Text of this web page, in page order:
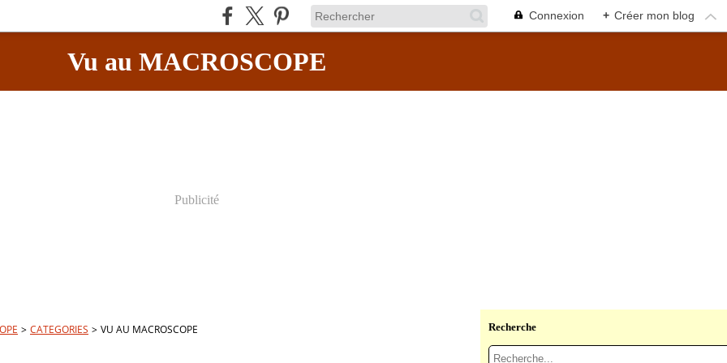
Connexion + Créer mon blog
Vu au MACROSCOPE
Publicité
> CATEGORIES > VU AU MACROSCOPE Recherche